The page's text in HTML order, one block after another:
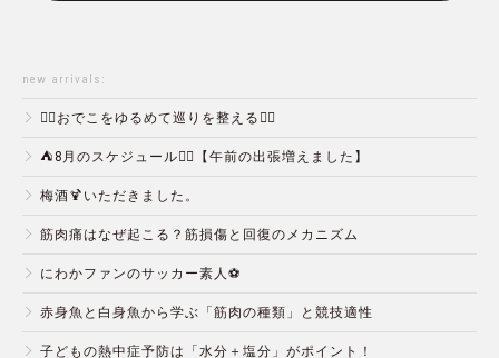
new arrivals:
💆‍♀️おでこをゆるめて巡りを整える💆‍♂️
⛺️8月のスケジュール🏄‍♂️【午前の出張増えました】
梅酒🍹いただきました。
筋肉痛はなぜ起こる？筋損傷と回復のメカニズム
にわかファンのサッカー素人⚽️
赤身魚と白身魚から学ぶ「筋肉の種類」と競技適性
子どもの熱中症予防は「水分＋塩分」がポイント！